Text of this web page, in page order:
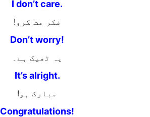
I don’t care.
فکر مت کرو!
Don’t worry!
یہ ٹھیک ہے۔
It’s alright.
مبارک ہو!
Congratulations!